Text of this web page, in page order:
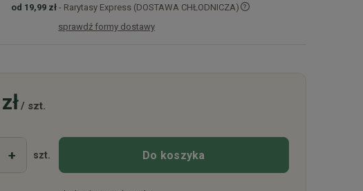
od 19,99 zł - Rarytasy Express (DOSTAWA CHŁODNICZA)
sprawdź formy dostawy
/ szt.
+ szt. Do koszyka